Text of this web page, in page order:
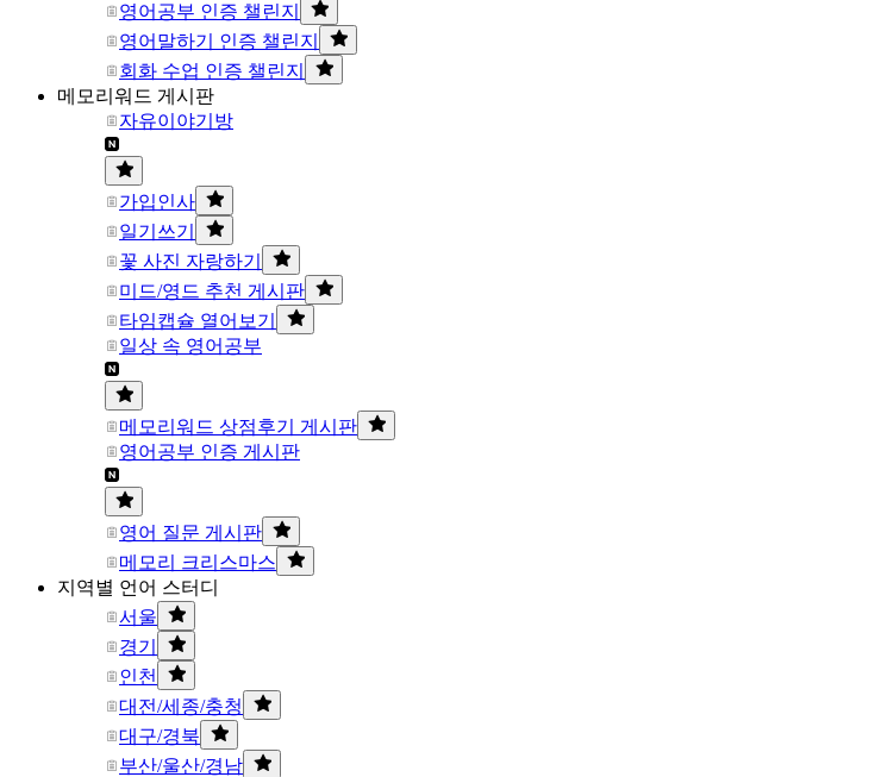
영어공부 인증 챌린지
영어말하기 인증 챌린지
회화 수업 인증 챌린지
메모리워드 게시판
자유이야기방
가입인사
일기쓰기
꽃 사진 자랑하기
미드/영드 추천 게시판
타임캡슐 열어보기
일상 속 영어공부
메모리워드 상점후기 게시판
영어공부 인증 게시판
영어 질문 게시판
메모리 크리스마스
지역별 언어 스터디
서울
경기
인천
대전/세종/충청
대구/경북
부산/울산/경남